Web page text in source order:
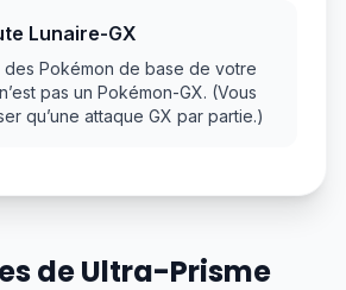
Lunaire-GX
des Pokémon de base de votre
pas un Pokémon-GX. (Vous
qu’une attaque GX par partie.)
de Ultra-Prisme